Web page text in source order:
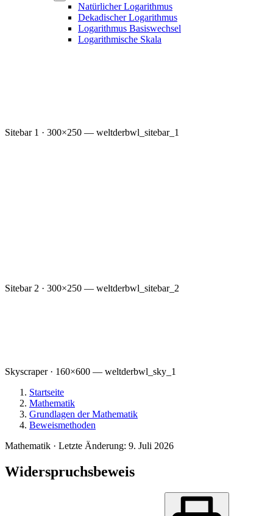
Natürlicher Logarithmus
Dekadischer Logarithmus
Logarithmus Basiswechsel
Logarithmische Skala
Sitebar 1 · 300×250 — weltderbwl_sitebar_1
Sitebar 2 · 300×250 — weltderbwl_sitebar_2
Skyscraper · 160×600 — weltderbwl_sky_1
Startseite
Mathematik
Grundlagen der Mathematik
Beweismethoden
Mathematik · Letzte Änderung: 9. Juli 2026
Widerspruchsbeweis